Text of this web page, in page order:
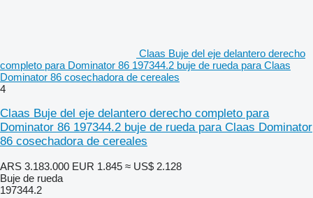
Claas Buje del eje delantero derecho
completo para Dominator 86 197344.2 buje de rueda para Claas
Dominator 86 cosechadora de cereales
4
Claas Buje del eje delantero derecho completo para
Dominator 86 197344.2 buje de rueda para Claas Dominator
86 cosechadora de cereales
ARS 3.183.000 EUR 1.845 ≈ US$ 2.128
Buje de rueda
197344.2